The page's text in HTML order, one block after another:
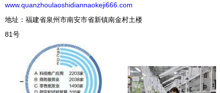
www.quanzhoulaoshidiannaokeji666.com
地址：福建省泉州市南安市省新镇南金村土楼
81号